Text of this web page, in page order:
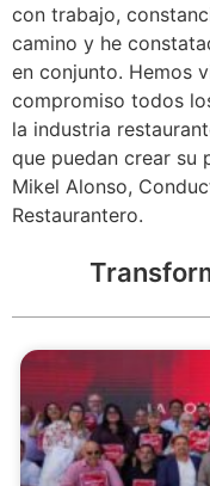
con trabajo,
camino y he
en conjunto. Hemos
compromiso todos
la industria
que puedan crear su
Mikel Alonso,
Restaurantero.